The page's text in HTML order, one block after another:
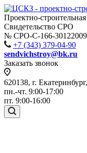
Проектно-
Свидетельство СРО
№ СРО-С-166-30122009
+7 (343) 379-04-90
sendvichstroy@bk.ru
Заказать звонок
620138, г.
пн.-чт. 9:00-17:00
пт. 9:00-16:00